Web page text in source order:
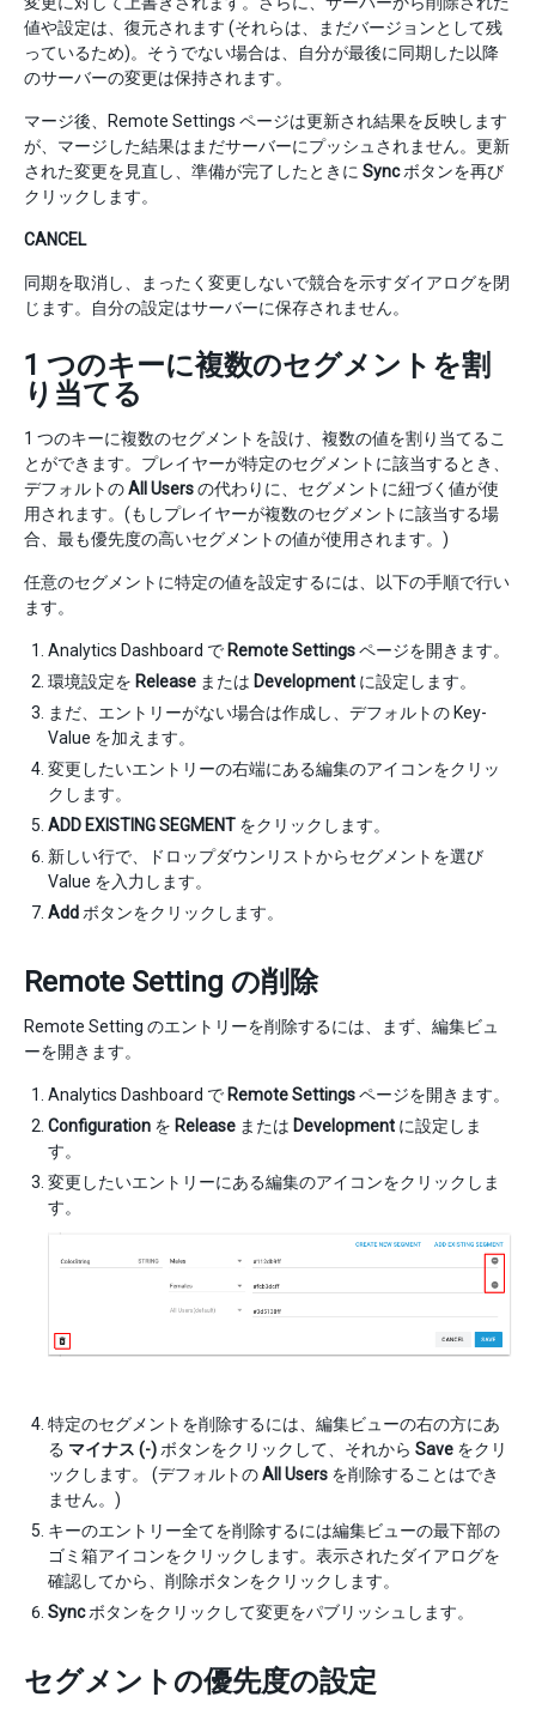
値や設定は、復元されます (それらは、まだバージョンとして残
っているため)。そうでない場合は、自分が最後に同期した以降
のサーバーの変更は保持されます。
マージ後、Remote Settings ページは更新され結果を反映します
が、マージした結果はまだサーバーにプッシュされません。更新
された変更を見直し、準備が完了したときに Syncボタンを再び
クリックします。
CANCEL
同期を取消し、まったく変更しないで競合を示すダイアログを閉
じます。自分の設定はサーバーに保存されません。
1 つのキーに複数のセグメントを割
り当てる
1 つのキーに複数のセグメントを設け、複数の値を割り当てるこ
とができます。プレイヤーが特定のセグメントに該当するとき、
デフォルトのAll Usersの代わりに、セグメントに紐づく値が使
用されます。(もしプレイヤーが複数のセグメントに該当する場
合、最も優先度の高いセグメントの値が使用されます。)
任意のセグメントに特定の値を設定するには、以下の手順で行い
ます。
Analytics Dashboard で Remote Settingsページを開きます。
環境設定を Release または Development に設定します。
まだ、エントリーがない場合は作成し、デフォルトの Key-
Value を加えます。
変更したいエントリーの右端にある編集のアイコンをクリッ
クします。
ADD EXISTING SEGMENT をクリックします。
新しい行で、ドロップダウンリストからセグメントを選び
Value を入力します。
Addボタンをクリックします。
Remote Setting の削除
Remote Setting のエントリーを削除するには、まず、編集ビュ
ーを開きます。
Analytics Dashboard で Remote Settingsページを開きます。
Configuration を Release または Development に設定しま
す。
変更したいエントリーにある編集のアイコンをクリックしま
す。
特定のセグメントを削除するには、編集ビューの右の方にあ
る マイナス (-) ボタンをクリックして、それから Save をクリ
ックします。 (デフォルトのAll Users を削除することはでき
ません。)
キーのエントリー全てを削除するには編集ビューの最下部の
ゴミ箱アイコンをクリックします。表示されたダイアログを
確認してから、削除ボタンをクリックします。
Syncボタンをクリックして変更をパブリッシュします。
セグメントの優先度の設定